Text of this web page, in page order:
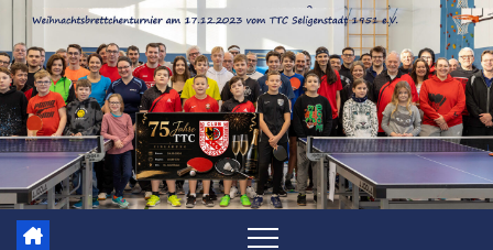
Zum
Inhalt
springen